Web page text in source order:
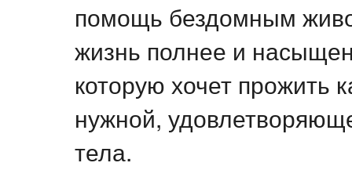
помощь бездомным
жизнь полнее и
которую хочет прожить
нужной,
тела.